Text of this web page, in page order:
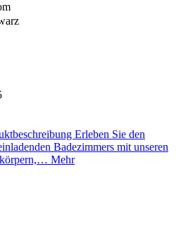
Erleben Sie den
Badezimmers mit unseren
Mehr